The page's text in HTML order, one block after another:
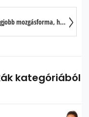
Az 5 legjobb mozgásforma, ha cardiózni szeretne
kategóriából